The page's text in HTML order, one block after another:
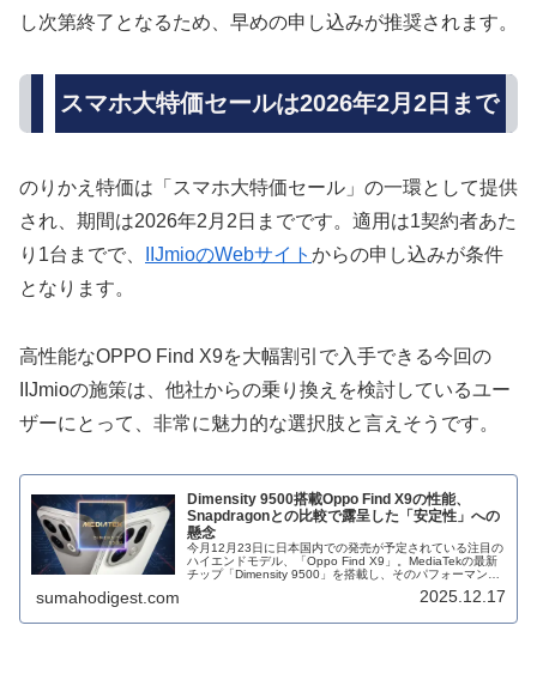
し次第終了となるため、早めの申し込みが推奨されます。
スマホ大特価セールは2026年2月2日まで
のりかえ特価は「スマホ大特価セール」の一環として提供
され、期間は2026年2月2日までです。適用は1契約者あた
り1台までで、
IIJmioのWebサイト からの申し込みが条件
となります。
高性能なOPPO Find X9を大幅割引で入手できる今回の
IIJmioの施策は、他社からの乗り換えを検討しているユー
ザーにとって、非常に魅力的な選択肢と言えそうです。
Dimensity 9500搭載Oppo Find X9の性能、
Snapdragonとの比較で露呈した「安定性」への
懸念
今月12月23日に日本国内での発売が予定されている注目の
ハイエンドモデル、「Oppo Find X9」。MediaTekの最新
チップ「Dimensity 9500」を搭載し、そのパフォーマンス
sumahodigest.com 2025.12.17